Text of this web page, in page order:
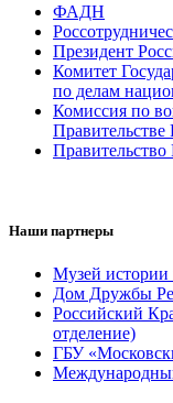
ФАДН
Президент
Комитет
по делам
Комиссия по
Наши партнеры
Музей истории
Дом Дружбы
Российский
отделение)
ГБУ